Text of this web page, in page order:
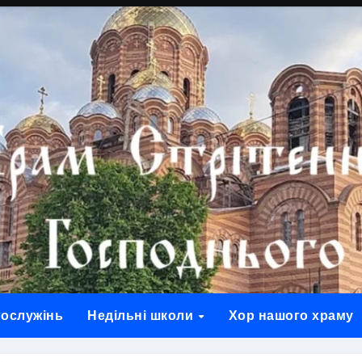
Недільні школи Хор нашого храму